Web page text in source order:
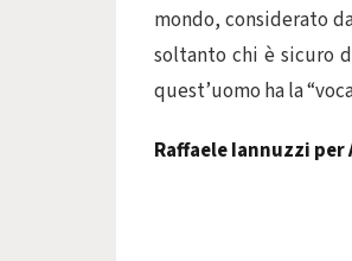
mondo, considerato
soltanto chi è sicuro
quest’uomo ha la
Raffaele Iannuzzi